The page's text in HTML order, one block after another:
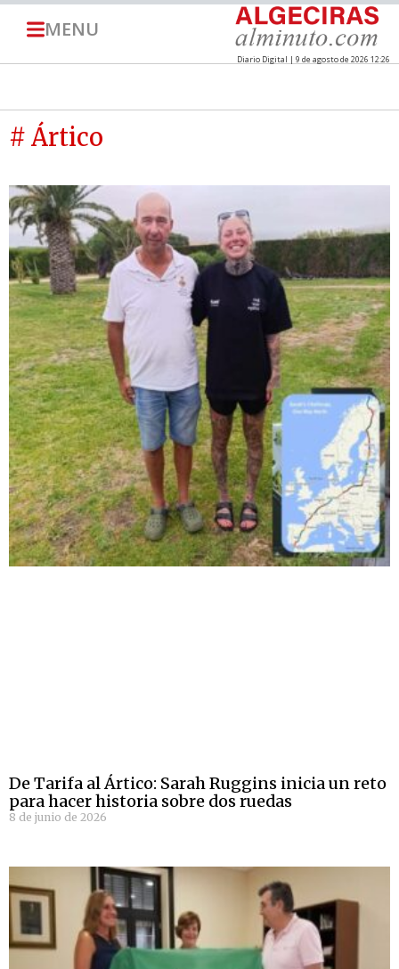
MENU
Diario Digital | 9 de agosto de 2026 12:26
# Ártico
De Tarifa al Ártico: Sarah Ruggins inicia un reto
para hacer historia sobre dos ruedas
8 de junio de 2026